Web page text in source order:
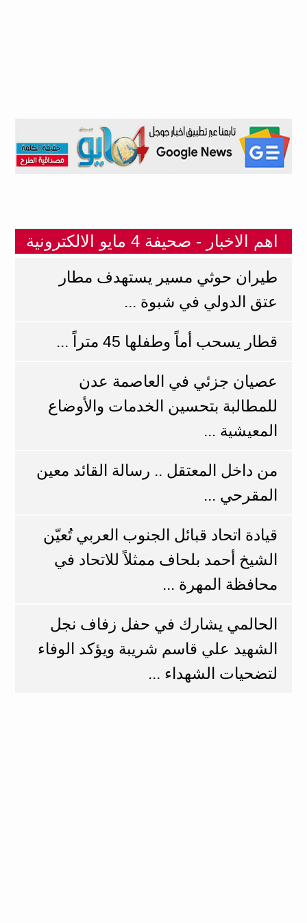
اهم الاخبار - صحيفة 4 مايو الالكترونية
طيران حوثي مسير يستهدف مطار
عتق الدولي في شبوة ...
قطار يسحب أماً وطفلها 45 متراً ...
عصيان جزئي في العاصمة عدن
للمطالبة بتحسين الخدمات والأوضاع
المعيشية ...
من داخل المعتقل .. رسالة القائد معين
المقرحي ...
قيادة اتحاد قبائل الجنوب العربي تُعيّن
الشيخ أحمد بلحاف ممثلاً للاتحاد في
محافظة المهرة ...
الحالمي يشارك في حفل زفاف نجل
الشهيد علي قاسم شريبة ويؤكد الوفاء
لتضحيات الشهداء ...